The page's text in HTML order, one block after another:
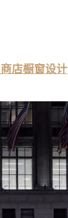
店橱窗设计